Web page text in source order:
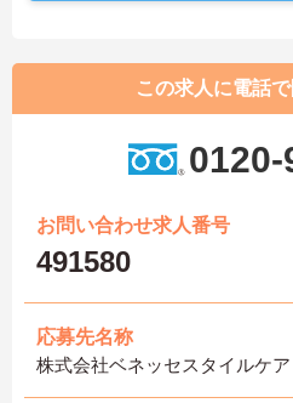
この求人に電話
0120-
お問い合わせ求人番号
491580
応募先名称
株式会社ベネッセスタイルケ